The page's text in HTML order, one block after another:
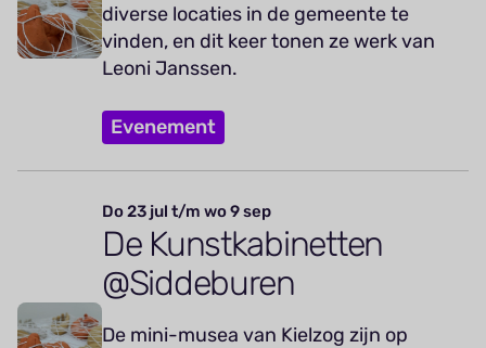
diverse locaties in de gemeente te
vinden, en dit keer tonen ze werk van
Leoni Janssen.
Evenement
Do 23 jul t/m wo 9 sep
De Kunstkabinetten
@Siddeburen
De mini-musea van Kielzog zijn op